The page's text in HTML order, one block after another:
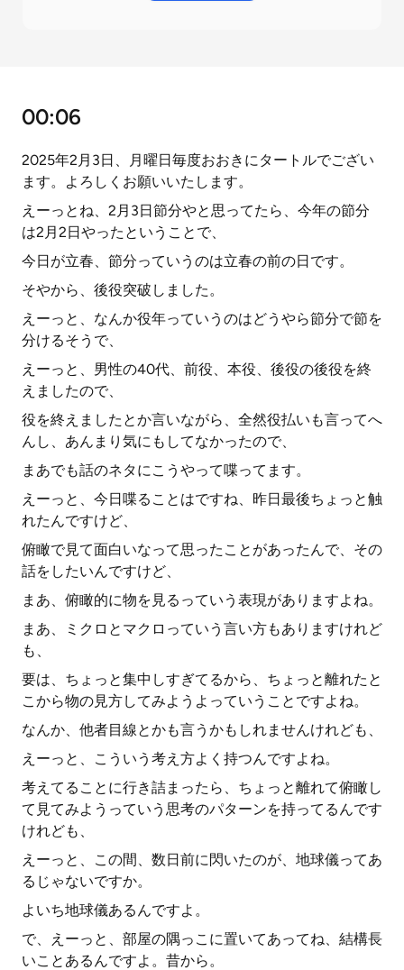
00:06
2025年2月3日、月曜日毎度おおきにタートルでござい
ます。よろしくお願いいたします。
えーっとね、2月3日節分やと思ってたら、今年の節分
は2月2日やったということで、
今日が立春、節分っていうのは立春の前の日です。
そやから、後役突破しました。
えーっと、なんか役年っていうのはどうやら節分で節を
分けるそうで、
えーっと、男性の40代、前役、本役、後役の後役を終
えましたので、
役を終えましたとか言いながら、全然役払いも言ってへ
んし、あんまり気にもしてなかったので、
まあでも話のネタにこうやって喋ってます。
えーっと、今日喋ることはですね、昨日最後ちょっと触
れたんですけど、
俯瞰で見て面白いなって思ったことがあったんで、その
話をしたいんですけど、
まあ、俯瞰的に物を見るっていう表現がありますよね。
まあ、ミクロとマクロっていう言い方もありますけれど
も、
要は、ちょっと集中しすぎてるから、ちょっと離れたと
こから物の見方してみようよっていうことですよね。
なんか、他者目線とかも言うかもしれませんけれども、
えーっと、こういう考え方よく持つんですよね。
考えてることに行き詰まったら、ちょっと離れて俯瞰し
て見てみようっていう思考のパターンを持ってるんです
けれども、
えーっと、この間、数日前に閃いたのが、地球儀ってあ
るじゃないですか。
よいち地球儀あるんですよ。
で、えーっと、部屋の隅っこに置いてあってね、結構長
いことあるんですよ。昔から。